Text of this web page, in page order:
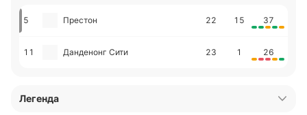
5 Престон 22 15 37
11 Данденонг Сити 23 1 26
Легенда